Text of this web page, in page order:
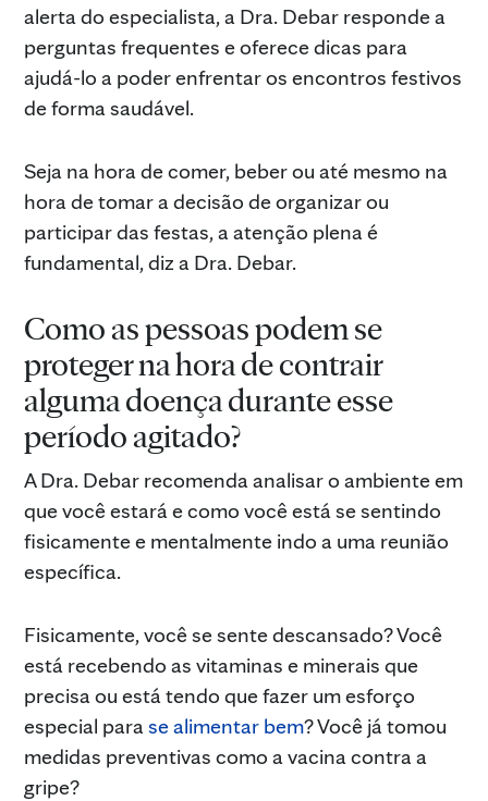
alerta do especialista, a Dra. Debar responde a
perguntas frequentes e oferece dicas para
ajudá-lo a poder enfrentar os encontros festivos
de forma saudável.
Seja na hora de comer, beber ou até mesmo na
hora de tomar a decisão de organizar ou
participar das festas, a atenção plena é
fundamental, diz a Dra. Debar.
Como as pessoas podem se
proteger na hora de contrair
alguma doença durante esse
período agitado?
A Dra. Debar recomenda analisar o ambiente em
que você estará e como você está se sentindo
fisicamente e mentalmente indo a uma reunião
específica.
Fisicamente, você se sente descansado? Você
está recebendo as vitaminas e minerais que
precisa ou está tendo que fazer um esforço
especial parase alimentar bem? Você já tomou
medidas preventivas como a vacina contra a
gripe?